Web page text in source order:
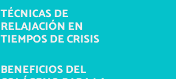
TÉCNICAS DE
RELAJACIÓN EN
TIEMPOS DE CRISIS
BENEFICIOS DEL